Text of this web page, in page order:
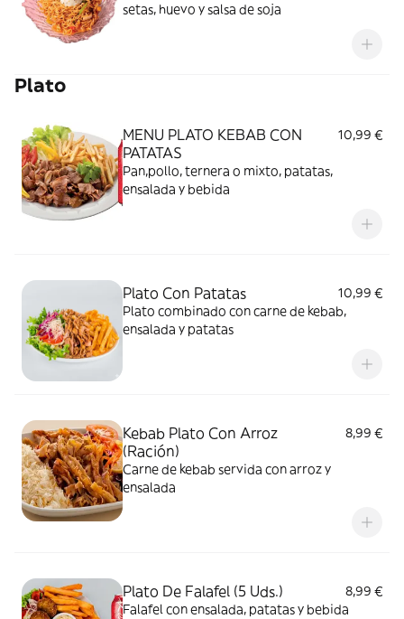
setas, huevo y salsa de soja
Plato
MENU PLATO KEBAB CON
PATATAS
10,99 €
Pan,pollo, ternera o mixto, patatas,
ensalada y bebida
Plato Con Patatas
10,99 €
Plato combinado con carne de kebab,
ensalada y patatas
Kebab Plato Con Arroz
(Ración)
8,99 €
Carne de kebab servida con arroz y
ensalada
Plato De Falafel (5 Uds.)
8,99 €
Falafel con ensalada, patatas y bebida